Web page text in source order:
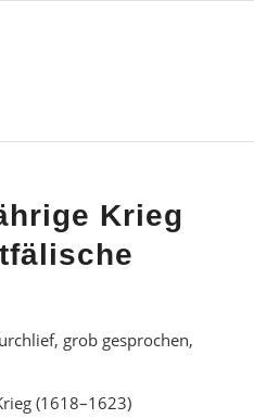
Krieg
grob gesprochen,
(1618–1623)